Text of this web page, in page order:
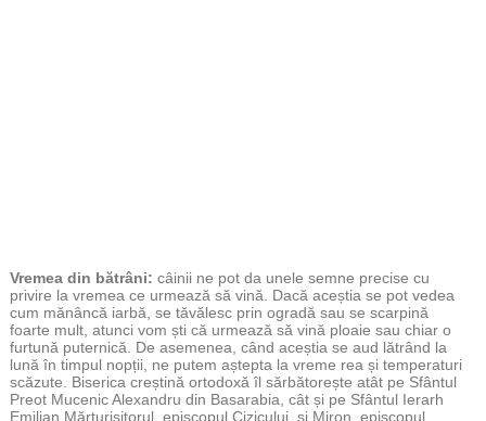
Vremea din bătrâni: câinii ne pot da unele semne precise cu
privire la vremea ce urmează să vină. Dacă aceștia se pot vedea
cum mănâncă iarbă, se tăvălesc prin ogradă sau se scarpină
foarte mult, atunci vom ști că urmează să vină ploaie sau chiar o
furtună puternică. De asemenea, când aceștia se aud lătrând la
lună în timpul nopții, ne putem aștepta la vreme rea și temperaturi
scăzute. Biserica creștină ortodoxă îl sărbătorește atât pe Sfântul
Preot Mucenic Alexandru din Basarabia, cât și pe Sfântul Ierarh
Emilian Mărturisitorul, episcopul Cizicului, și Miron, episcopul